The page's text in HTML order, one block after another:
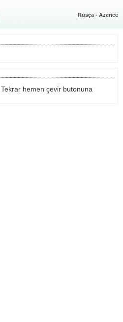
Rusça - Azerice
hemen çevir butonuna